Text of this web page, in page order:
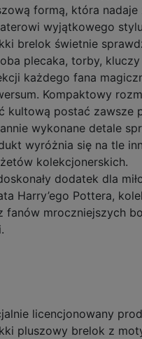
formą, która nadaje
wyjątkowego
brelok świetnie
plecaka, torby,
każdego fana
Kompaktowy
kultową postać zawsze
wykonane detale
wyróżnia się na tle
kolekcjonerskich.
dodatek dla
Harry’ego Pottera,
fanów mroczniejszych
licencjonowany
pluszowy brelok z